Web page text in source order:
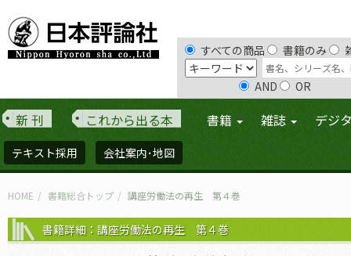
すべての商品 書籍のみ
AND OR
新 刊 これから出る本 書籍 雑誌 デジ
テキスト採用 会社案内･地図
HOME 書籍総合トップ 講座労働法の再生 第４巻
書籍詳細：講座労働法の再生 第４巻